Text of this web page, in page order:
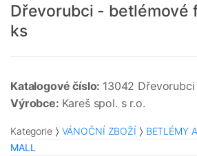
Dřevorubci - betlémové
ks
Katalogové číslo: 13042 Dřevorubci
Výrobce: Kareš spol. s r.o.
Kategorie VÁNOČNÍ ZBOŽÍ BETLÉMY
MALL